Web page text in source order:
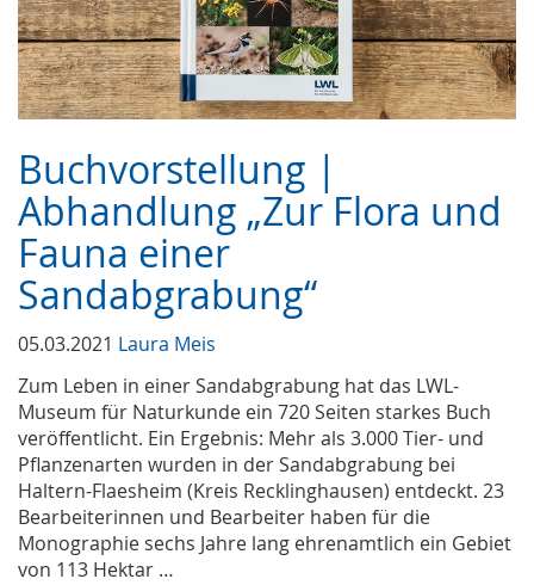
Buchvorstellung |
Abhandlung „Zur Flora und
Fauna einer
Sandabgrabung“
05.03.2021 Laura Meis
Zum Leben in einer Sandabgrabung hat das LWL-
Museum für Naturkunde ein 720 Seiten starkes Buch
veröffentlicht. Ein Ergebnis: Mehr als 3.000 Tier- und
Pflanzenarten wurden in der Sandabgrabung bei
Haltern-Flaesheim (Kreis Recklinghausen) entdeckt. 23
Bearbeiterinnen und Bearbeiter haben für die
Monographie sechs Jahre lang ehrenamtlich ein Gebiet
von 113 Hektar …